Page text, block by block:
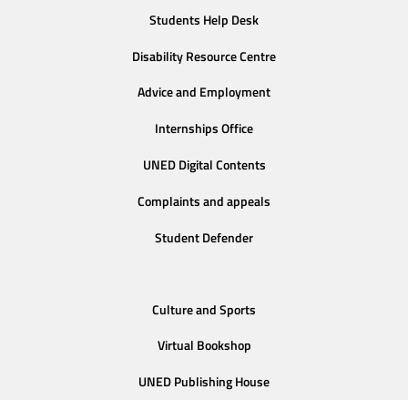
Students Help Desk
Disability Resource Centre
Advice and Employment
Internships Office
UNED Digital Contents
Complaints and appeals
Student Defender
Culture and Sports
Virtual Bookshop
UNED Publishing House